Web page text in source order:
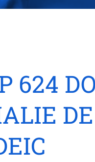
624